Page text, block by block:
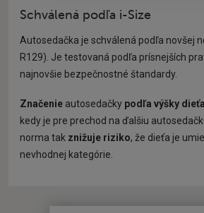
Schválená podľa i-Size
Autosedačka je schválená podľa novšej
R129). Je testovaná podľa prísnejších
najnovšie bezpečnostné štandardy.
Značenie autosedačky podľa výšky
kedy je pre prechod na ďalšiu
norma tak znižuje riziko, že dieťa je
nevhodnej kategórie.